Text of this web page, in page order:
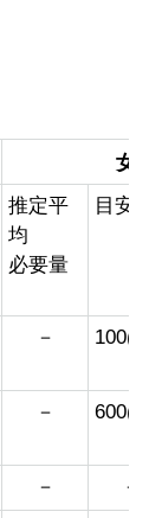
女性
推定平
均
必要量
目安量
－
－
－ －